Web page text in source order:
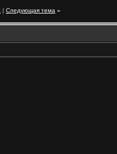
| Следующая тема »